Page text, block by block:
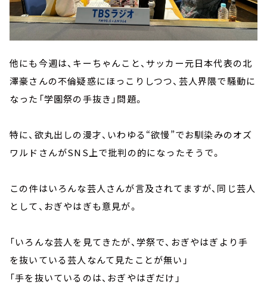
他にも今週は、キーちゃんこと、サッカー元日本代表の北
澤豪さんの不倫疑惑にほっこりしつつ、芸人界隈で騒動に
なった「学園祭の手抜き」問題。
特に、欲丸出しの漫才、いわゆる“欲慢”でお馴染みのオズ
ワルドさんがSNS上で批判の的になったそうで。
この件はいろんな芸人さんが言及されてますが、同じ芸人
として、おぎやはぎも意見が。
「いろんな芸人を見てきたが、学祭で、おぎやはぎより手
を抜いている芸人なんて見たことが無い」
「手を抜いているのは、おぎやはぎだけ」